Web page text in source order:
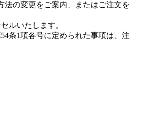
法の変更をご案内、またはご注文を
ルいたします。
条1項各号に定められた事項は、注